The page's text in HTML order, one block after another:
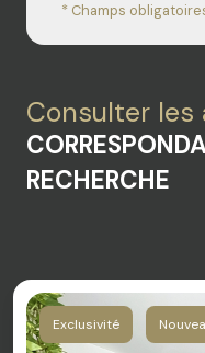
* Champs
Consulter les
RECHERCHE
Exclusivité